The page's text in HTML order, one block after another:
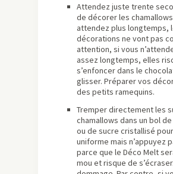
Attendez juste trente
de décorer les
attendez plus longtemps,
décorations ne vont pas
attention, si vous
assez longtemps, elles
s’enfoncer dans le
glisser. Préparer vos
des petits ramequins.
Tremper directement les
chamallows dans un bol
ou de sucre cristallisé
uniforme mais n’appuyez
parce que le Déco Melt
mou et risque de